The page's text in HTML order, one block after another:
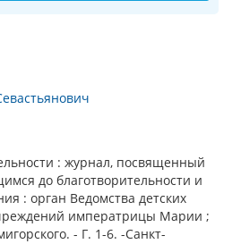
: журнал, посвященный
до благотворительности и
: орган Ведомства детских
императрицы Марии ;
- Г. 1-6. -Санкт-